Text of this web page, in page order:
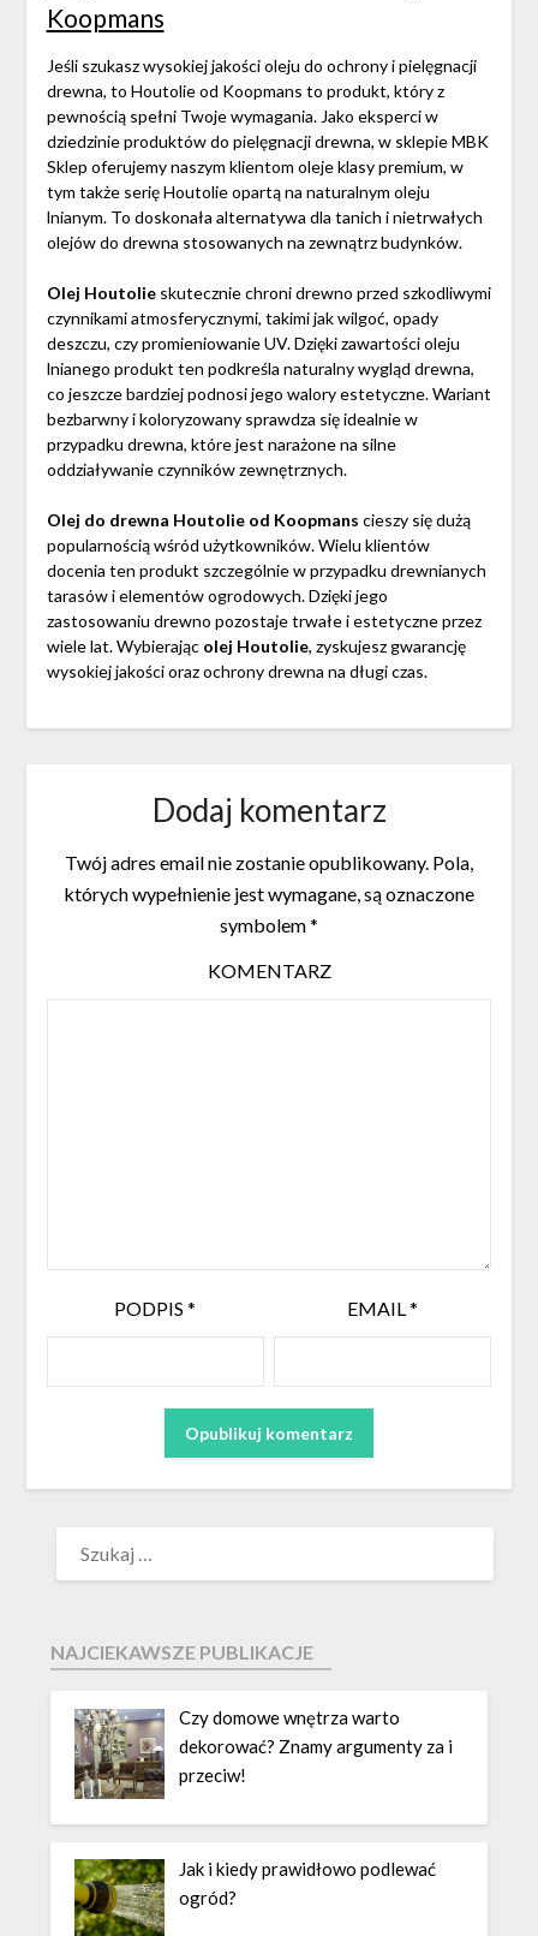
Koopmans
Jeśli szukasz wysokiej jakości oleju do ochrony i pielęgnacji
drewna, to Houtolie od Koopmans to produkt, który z
pewnością spełni Twoje wymagania. Jako eksperci w
dziedzinie produktów do pielęgnacji drewna, w sklepie MBK
Sklep oferujemy naszym klientom oleje klasy premium, w
tym także serię Houtolie opartą na naturalnym oleju
lnianym. To doskonała alternatywa dla tanich i nietrwałych
olejów do drewna stosowanych na zewnątrz budynków.
Olej Houtolieskutecznie chroni drewno przed szkodliwymi
czynnikami atmosferycznymi, takimi jak wilgoć, opady
deszczu, czy promieniowanie UV. Dzięki zawartości oleju
lnianego produkt ten podkreśla naturalny wygląd drewna,
co jeszcze bardziej podnosi jego walory estetyczne. Wariant
bezbarwny i koloryzowany sprawdza się idealnie w
przypadku drewna, które jest narażone na silne
oddziaływanie czynników zewnętrznych.
Olej do drewna Houtolie od Koopmans cieszy się dużą
popularnością wśród użytkowników. Wielu klientów
docenia ten produkt szczególnie w przypadku drewnianych
tarasów i elementów ogrodowych. Dzięki jego
zastosowaniu drewno pozostaje trwałe i estetyczne przez
wiele lat. Wybierając olej Houtolie, zyskujesz gwarancję
wysokiej jakości oraz ochrony drewna na długi czas.
Dodaj komentarz
Twój adres email nie zostanie opublikowany. Pola,
których wypełnienie jest wymagane, są oznaczone
symbolem*
KOMENTARZ
PODPIS* EMAIL*
NAJCIEKAWSZE PUBLIKACJE
Czy domowe wnętrza warto
dekorować? Znamy argumenty za i
przeciw!
Jak i kiedy prawidłowo podlewać
ogród?